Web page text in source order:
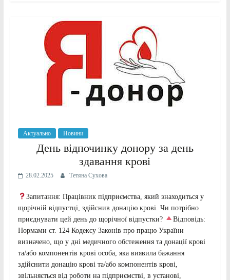
Актуально Новини
День відпочинку донору за день
здавання крові
28.02.2025 Тетяна Сухова
Запитання: Працівник підприємства, який знаходиться у
щорічній відпустці, здійснив донацію крові. Чи потрібно
приєднувати цей день до щорічної відпустки?
Відповідь:
Нормами ст. 124 Кодексу Законів про працю України
визначено, що у дні медичного обстеження та донації крові
та/або компонентів крові особа, яка виявила бажання
здійснити донацію крові та/або компонентів крові,
звільняється від роботи на підприємстві, в установі,